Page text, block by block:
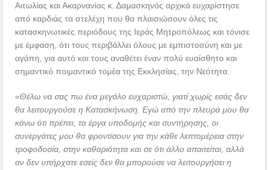
Αιτωλίας και Ακαρνανίας κ. Δαμασκηνός αρχικά ευχαρίστησε
από καρδιάς τα στελέχη που θα πλαισιώσουν όλες τις
κατασκηνωτικές περιόδους της Ιεράς Μητροπόλεως και τόνισε
με έμφαση, ότι τους περιβάλλει όλους με εμπιστοσύνη και με
αγάπη, για αυτό και τους αναθέτει έναν πολύ ευαίσθητο και
σημαντικό ποιμαντικό τομέα της Εκκλησίας, την Νεότητα.
«Θέλω να σας πω ένα μεγάλο ευχαριστώ, γιατί χωρίς εσάς δεν
θα λειτουργούσε η Κατασκήνωση. Εγώ από την πλευρά μου θα
κάνω ότι πρέπει, τα έργα υποδομής και συντήρησης, οι
συνεργάτες μου θα φροντίσουν για την κάθε λεπτομέρεια στην
τροφοδοσία, στην καθαριότητα και σε ότι άλλο απαιτείται, αλλά
αν δεν υπήρχατε εσείς δεν θα μπορούσε να λειτουργήσει η